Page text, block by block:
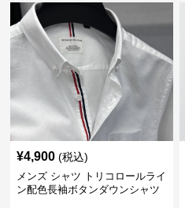
¥4,900 (税込)
メンズ シャツ トリコロールライ
ン配色長袖ボタンダウンシャツ